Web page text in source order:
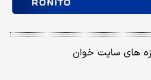
های سایت خوان